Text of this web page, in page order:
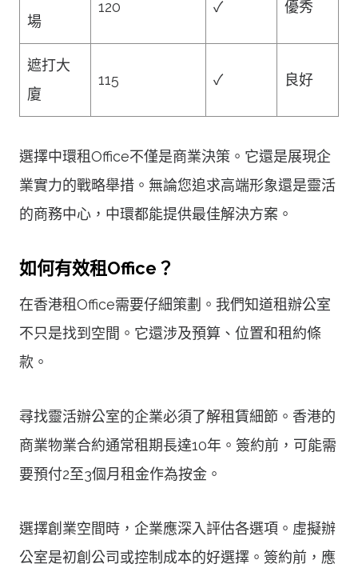
場
120 ✓ 優秀
遮打大
廈
115 ✓ 良好
選擇中環租Office不僅是商業決策。它還是展現企
業實力的戰略舉措。無論您追求高端形象還是靈活
的商務中心，中環都能提供最佳解決方案。
如何有效租Office？
在香港租Office需要仔細策劃。我們知道租辦公室
不只是找到空間。它還涉及預算、位置和租約條
款。
尋找靈活辦公室的企業必須了解租賃細節。香港的
商業物業合約通常租期長達10年。簽約前，可能需
要預付2至3個月租金作為按金。
選擇創業空間時，企業應深入評估各選項。虛擬辦
公室是初創公司或控制成本的好選擇。簽約前，應